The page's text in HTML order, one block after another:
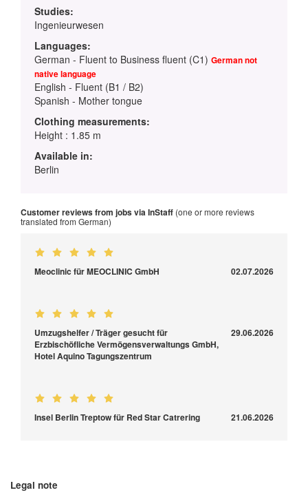
Studies:
Ingenieurwesen
Languages:
German - Fluent to Business fluent (C1) German not
native language
English - Fluent (B1 / B2)
Spanish - Mother tongue
Clothing measurements:
Height : 1.85 m
Available in:
Berlin
Customer reviews from jobs via InStaff (one or more reviews
translated from German)
Meoclinic für MEOCLINIC GmbH 02.07.2026
Umzugshelfer / Träger gesucht für
Erzbischöfliche Vermögensverwaltungs GmbH,
Hotel Aquino Tagungszentrum
29.06.2026
Insel Berlin Treptow für Red Star Catrering 21.06.2026
Legal note